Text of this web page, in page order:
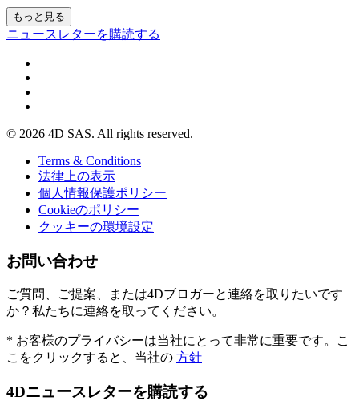
もっと見る
ニュースレターを購読する
© 2026 4D SAS. All rights reserved.
Terms & Conditions
法律上の表示
個人情報保護ポリシー
Cookieのポリシー
クッキーの環境設定
お問い合わせ
ご質問、ご提案、または4Dブロガーと連絡を取りたいです
か？私たちに連絡を取ってください。
* お客様のプライバシーは当社にとって非常に重要です。こ
こをクリックすると、当社の 方針
4Dニュースレターを購読する